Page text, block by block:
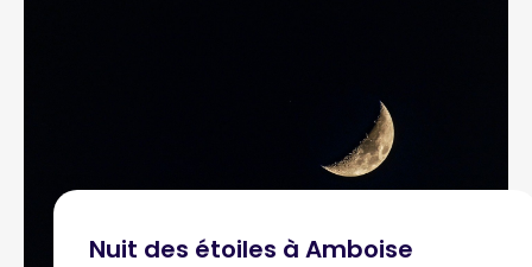
Nuit des étoiles à Amboise